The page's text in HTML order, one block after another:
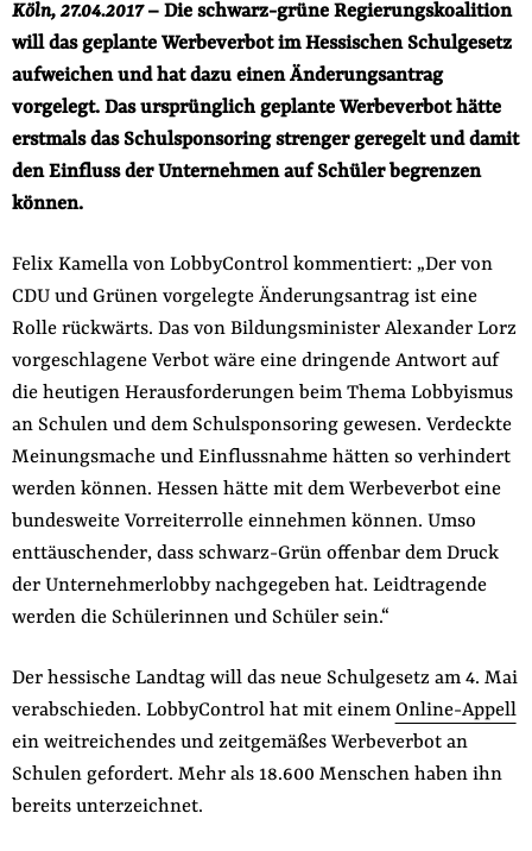
Impressum
Suche
auf
der
Köln, 27.04.2017– Die schwarz-grüne Regierungskoalition
will das geplante Werbeverbot im Hessischen Schulgesetz
aufweichen und hat dazu einen Änderungsantrag
vorgelegt. Das ursprünglich geplante Werbeverbot hätte
erstmals das Schulsponsoring strenger geregelt und damit
den Einfluss der Unternehmen auf Schüler begrenzen
können.
Felix Kamella von LobbyControl kommentiert: „Der von
CDU und Grünen vorgelegte Änderungsantrag ist eine
Rolle rückwärts. Das von Bildungsminister Alexander Lorz
vorgeschlagene Verbot wäre eine dringende Antwort auf
die heutigen Herausforderungen beim Thema Lobbyismus
an Schulen und dem Schulsponsoring gewesen. Verdeckte
Meinungsmache und Einflussnahme hätten so verhindert
werden können. Hessen hätte mit dem Werbeverbot eine
bundesweite Vorreiterrolle einnehmen können. Umso
enttäuschender, dass schwarz-Grün offenbar dem Druck
der Unternehmerlobby nachgegeben hat. Leidtragende
werden die Schülerinnen und Schüler sein.“
Der hessische Landtag will das neue Schulgesetz am 4. Mai
verabschieden. LobbyControl hat mit einem Online-Appell
ein weitreichendes und zeitgemäßes Werbeverbot an
Schulen gefordert. Mehr als 18.600 Menschen haben ihn
bereits unterzeichnet.